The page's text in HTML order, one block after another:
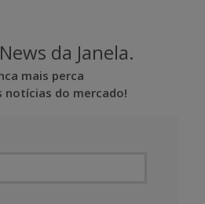
da Janela.
mais perca
notícias do mercado!